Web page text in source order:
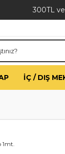
300TL
İÇ / DIŞ